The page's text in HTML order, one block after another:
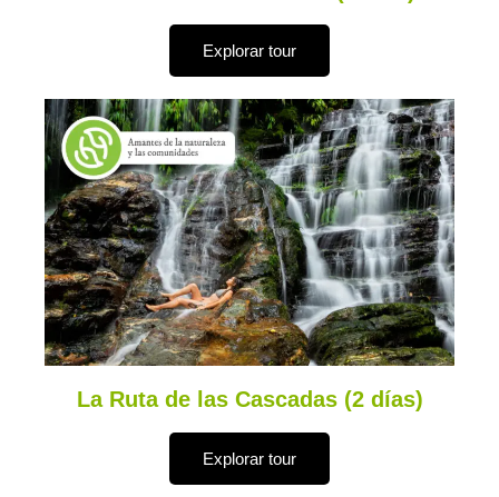
Explorar tour
La Ruta de las Cascadas (2 días)
Explorar tour